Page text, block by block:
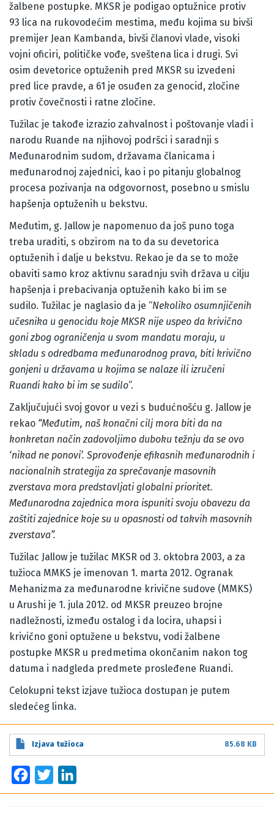
žalbene postupke. MKSR je podigao optužnice protiv
93 lica na rukovodećim mestima, među kojima su bivši
premijer Jean Kambanda, bivši članovi vlade, visoki
vojni oficiri, političke vođe, sveštena lica i drugi. Svi
osim devetorice optuženih pred MKSR su izvedeni
pred lice pravde, a 61 je osuđen za genocid, zločine
protiv čovečnosti i ratne zločine.
Tužilac je takođe izrazio zahvalnost i poštovanje vladi i
narodu Ruande na njihovoj podršci i saradnji s
Međunarodnim sudom, državama članicama i
međunarodnoj zajednici, kao i po pitanju globalnog
procesa pozivanja na odgovornost, posebno u smislu
hapšenja optuženih u bekstvu.
Međutim, g. Jallow je napomenuo da još puno toga
treba uraditi, s obzirom na to da su devetorica
optuženih i dalje u bekstvu. Rekao je da se to može
obaviti samo kroz aktivnu saradnju svih država u cilju
hapšenja i prebacivanja optuženih kako bi im se
sudilo. Tužilac je naglasio da je “Nekoliko osumnjičenih
učesnika u genocidu koje MKSR nije uspeo da krivično
goni zbog ograničenja u svom mandatu moraju, u
skladu s odredbama međunarodnog prava, biti krivično
gonjeni u državama u kojima se nalaze ili izručeni
Ruandi kako bi im se sudilo”.
Zaključujući svoj govor u vezi s budućnošću g. Jallow je
rekao “Međutim, naš konačni cilj mora biti da na
konkretan način zadovoljimo duboku težnju da se ovo
‘nikad ne ponovi’. Sprovođenje efikasnih međunarodnih i
nacionalnih strategija za sprečavanje masovnih
zverstava mora predstavljati globalni prioritet.
Međunarodna zajednica mora ispuniti svoju obavezu da
zaštiti zajednice koje su u opasnosti od takvih masovnih
zverstava”.
Tužilac Jallow je tužilac MKSR od 3. oktobra 2003, a za
tužioca MMKS je imenovan 1. marta 2012. Ogranak
Mehanizma za međunarodne krivične sudove (MMKS)
u Arushi je 1. jula 2012. od MKSR preuzeo brojne
nadležnosti, između ostalog i da locira, uhapsi i
krivično goni optužene u bekstvu, vodi žalbene
postupke MKSR u predmetima okončanim nakon tog
datuma i nadgleda predmete prosleđene Ruandi.
Celokupni tekst izjave tužioca dostupan je putem
sledećeg linka.
Izjava tužioca 85.68 KB
Facebook
Twitter